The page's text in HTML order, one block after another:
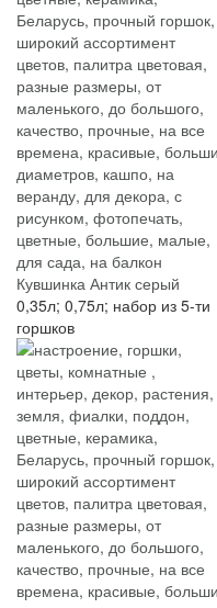
Кувшинка Антик серый
0,35л; 0,75л; набор из 5-ти
горшков